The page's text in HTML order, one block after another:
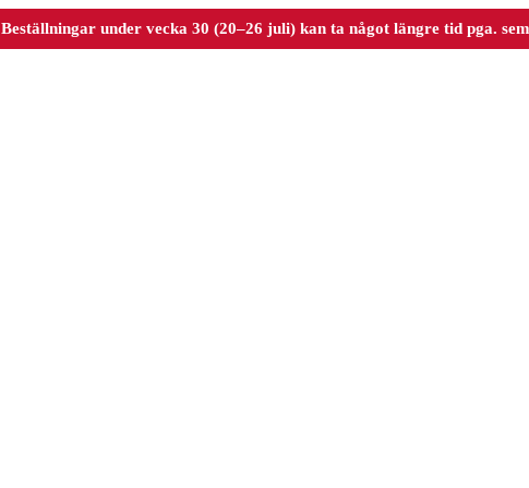
Beställningar under vecka 30 (20–26 juli) kan ta något längre tid pga.